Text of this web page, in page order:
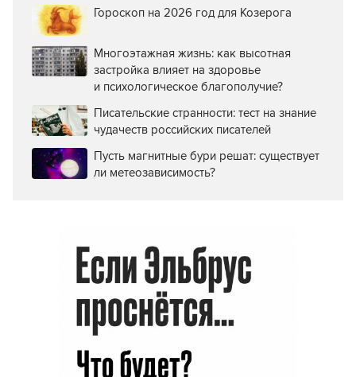
Гороскоп на 2026 год для Козерога
Многоэтажная жизнь: как высотная
застройка влияет на здоровье
и психологическое благополучие?
Писательские странности: тест на знание
чудачеств российских писателей
Пусть магнитные бури решат: существует
ли метеозависимость?